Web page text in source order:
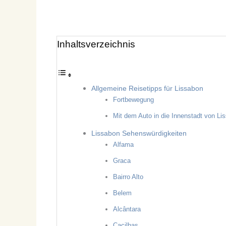
Inhaltsverzeichnis
Allgemeine Reisetipps für Lissabon
Fortbewegung
Mit dem Auto in die Innenstadt von
Lissabon Sehenswürdigkeiten
Alfama
Graca
Bairro Alto
Belem
Alcântara